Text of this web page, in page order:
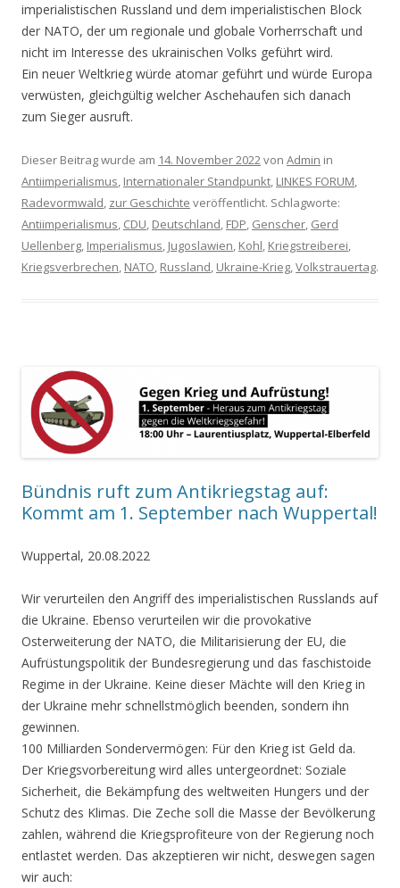
imperialistischen Russland und dem imperialistischen Block
der NATO, der um regionale und globale Vorherrschaft und
nicht im Interesse des ukrainischen Volks geführt wird.
Ein neuer Weltkrieg würde atomar geführt und würde Europa
verwüsten, gleichgültig welcher Aschehaufen sich danach
zum Sieger ausruft.
Dieser Beitrag wurde am 14. November 2022von Admin in
Antiimperialismus, Internationaler Standpunkt, LINKES FORUM,
Radevormwald, zur Geschichte veröffentlicht. Schlagworte:
Antiimperialismus, CDU, Deutschland, FDP, Genscher, Gerd
Uellenberg, Imperialismus, Jugoslawien, Kohl, Kriegstreiberei,
Kriegsverbrechen, NATO, Russland, Ukraine-Krieg,Volkstrauertag.
Bündnis ruft zum Antikriegstag auf:
Kommt am 1. September nach Wuppertal!
Wuppertal, 20.08.2022
Wir verurteilen den Angriff des imperialistischen Russlands auf
die Ukraine. Ebenso verurteilen wir die provokative
Osterweiterung der NATO, die Militarisierung der EU, die
Aufrüstungspolitik der Bundesregierung und das faschistoide
Regime in der Ukraine. Keine dieser Mächte will den Krieg in
der Ukraine mehr schnellstmöglich beenden, sondern ihn
gewinnen.
100 Milliarden Sondervermögen: Für den Krieg ist Geld da.
Der Kriegsvorbereitung wird alles untergeordnet: Soziale
Sicherheit, die Bekämpfung des weltweiten Hungers und der
Schutz des Klimas. Die Zeche soll die Masse der Bevölkerung
zahlen, während die Kriegsprofiteure von der Regierung noch
entlastet werden. Das akzeptieren wir nicht, deswegen sagen
wir auch: